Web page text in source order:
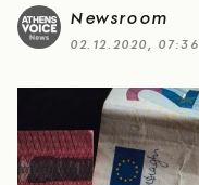
Newsroom
02.12.2020, 07:36